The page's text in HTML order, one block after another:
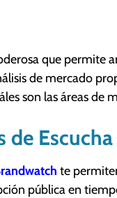
que permite
de mercado
son las áreas de
de
te
pública en